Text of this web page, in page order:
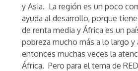
y Asia. La región es un poco
ayuda al desarrollo, porque
de renta media y África es un
pobreza mucho más a lo largo y
entonces muchas veces la
África. Pero para el tema de